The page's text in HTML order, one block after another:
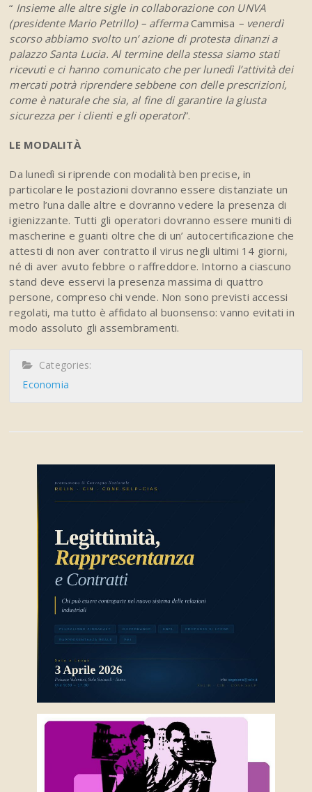
“ Insieme alle altre sigle in collaborazione con UNVA
(presidente Mario Petrillo) – affermaCammisa – venerdì
scorso abbiamo svolto un’ azione di protesta dinanzi a
palazzo Santa Lucia. Al termine della stessa siamo stati
ricevuti e ci hanno comunicato che per lunedì l’attività dei
mercati potrà riprendere sebbene con delle prescrizioni,
come è naturale che sia, al fine di garantire la giusta
sicurezza per i clienti e gli operatori”.
LE MODALITÀ
Da lunedì si riprende con modalità ben precise, in
particolare le postazioni dovranno essere distanziate un
metro l’una dalle altre e dovranno vedere la presenza di
igienizzante. Tutti gli operatori dovranno essere muniti di
mascherine e guanti oltre che di un’ autocertificazione che
attesti di non aver contratto il virus negli ultimi 14 giorni,
né di aver avuto febbre o raffreddore. Intorno a ciascuno
stand deve esservi la presenza massima di quattro
persone, compreso chi vende. Non sono previsti accessi
regolati, ma tutto è affidato al buonsenso: vanno evitati in
modo assoluto gli assembramenti.
Categories:
Economia